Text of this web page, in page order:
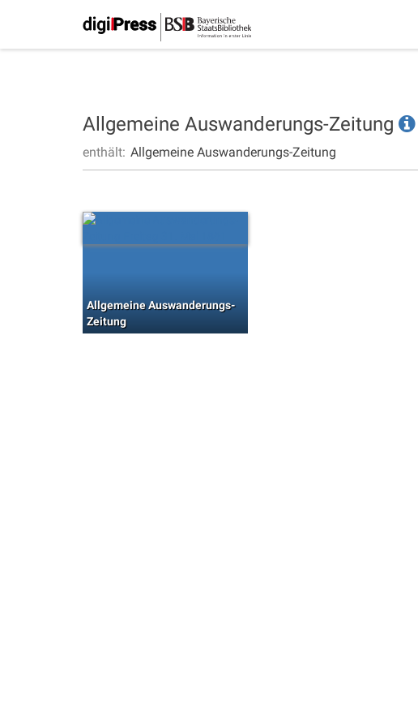
Allgemeine Auswanderungs-Zeitung
enthält: Allgemeine Auswanderungs-Zeitung
Allgemeine Auswanderungs-
Zeitung